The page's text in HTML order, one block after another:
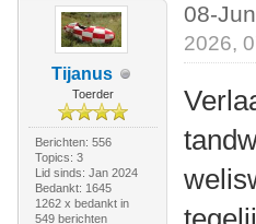
Tijanus
Toerder
Berichten: 556
Topics: 3
Lid sinds: Jan 2024
Bedankt: 1645
1262 x bedankt in
549 berichten
08-
2026,